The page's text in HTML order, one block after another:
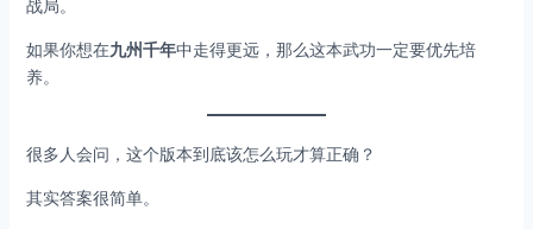
战局。
如果你想在九州千年中走得更远，那么这本武功一定要优先培
养。
很多人会问，这个版本到底该怎么玩才算正确？
其实答案很简单。